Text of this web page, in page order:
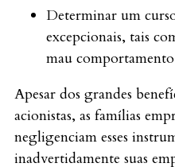
Determinar um
excepcionais, tais
mau
Apesar dos grandes
acionistas, as famílias
negligenciam esses
inadvertidamente suas